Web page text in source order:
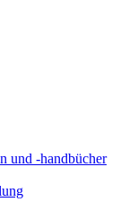
und -handbücher